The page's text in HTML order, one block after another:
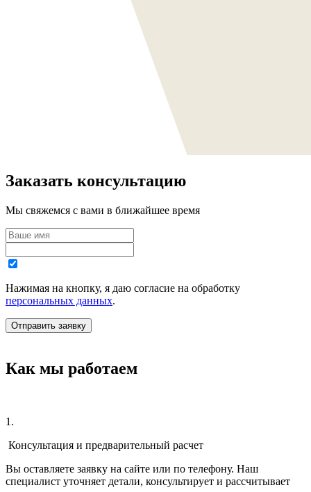
Заказать консультацию
Мы свяжемся с вами в ближайшее время
Нажимая на кнопку, я даю согласие на обработку
персональных данных.
Как мы работаем
1.
Консультация и предварительный расчет
Вы оставляете заявку на сайте или по телефону. Наш
специалист уточняет детали, консультирует и рассчитывает